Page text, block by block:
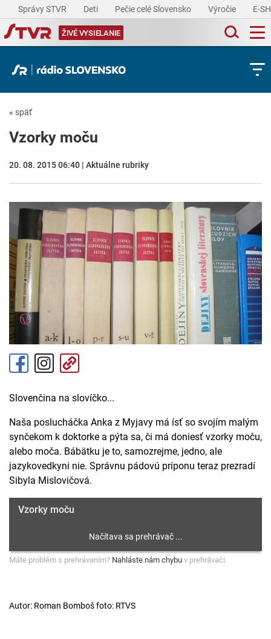
Správy STVR Deti Pečie celé Slovensko Výročie E-
ŽIVÉ VYSIELANIE
« späť
Vzorky moču
20. 08. 2015 06:40 | Aktuálne rubriky
Slovenčina na slovíčko...
Naša poslucháčka Anka z Myjavy má ísť so svojím malým
synčekom k doktorke a pýta sa, či má doniesť vzorky moču,
alebo moča. Bábätku je to, samozrejme, jedno, ale
jazykovedkyni nie. Správnu pádovú príponu teraz prezradí
Sibyla Mislovičová.
Vzorky moču
Máte problém s prehrávaním? Nahláste nám chybu v prehrávači.
Autor: Roman Bomboš foto: RTVS